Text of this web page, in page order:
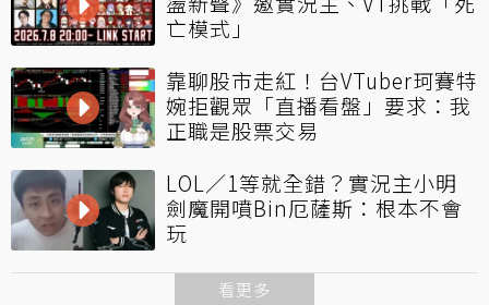
亡模式」
靠聊股市走紅！台VTuber珂賽特
婉拒觀眾「直播看盤」要求：我
正職是股票交易
LOL／1等就全錯？實況主小明
劍魔開噴Bin厄薩斯：根本不會
玩
看更多